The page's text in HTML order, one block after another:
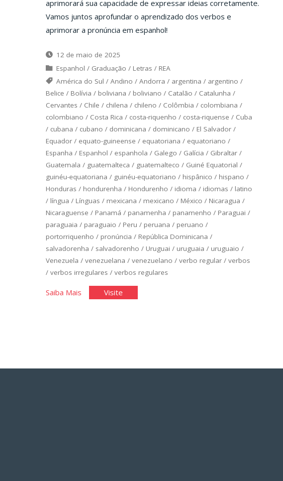
aprimorará sua capacidade de expressar ideias corretamente.
Vamos juntos aprofundar o aprendizado dos verbos e
aprimorar a pronúncia em espanhol!
12 de maio de 2025
Espanhol / Graduação / Letras / REA
América do Sul /Andino /Andorra / argentina / argentino /
Belice / Bolívia / boliviana / boliviano / Catalão / Catalunha /
Cervantes / Chile / chilena / chileno / Colômbia / colombiana /
colombiano / Costa Rica / costa-riquenho / costa-riquense / Cuba
/ cubana / cubano / dominicana / dominicano / El Salvador/
Equador/ equato-guineense / equatoriana / equatoriano /
Espanha / Espanhol / espanhola / Galego / Galícia / Gibraltar/
Guatemala / guatemalteca / guatemalteco / Guiné Equatorial /
guinéu-equatoriana / guinéu-equatoriano / hispânico / hispano /
Honduras / hondurenha / Hondurenho / idioma / idiomas / latino
/ língua / Línguas / mexicana / mexicano / México / Nicaragua /
Nicaraguense / Panamá / panamenha / panamenho / Paraguai /
paraguaia / paraguaio / Peru / peruana / peruano /
portorriquenho / pronúncia / República Dominicana /
salvadorenha / salvadorenho / Uruguai / uruguaia / uruguaio /
Venezuela / venezuelana / venezuelano / verbo regular/ verbos
/ verbos irregulares / verbos regulares
Saiba Mais"Espanhol
Visite"Espanhol